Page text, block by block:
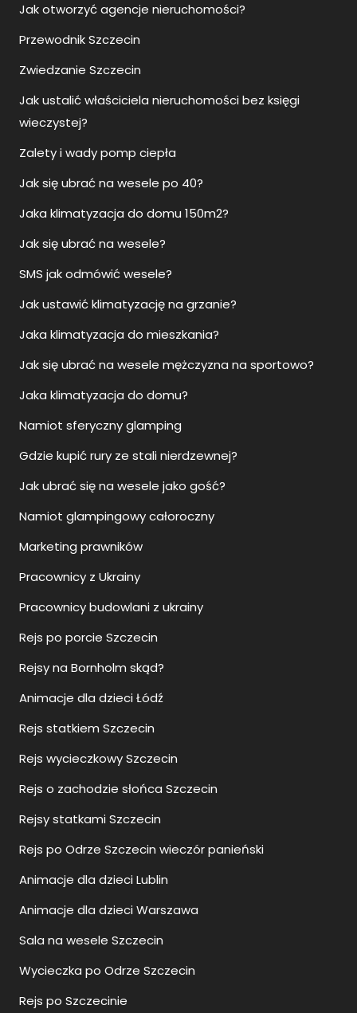
Jak otworzyć agencje nieruchomości?
Przewodnik Szczecin
Zwiedzanie Szczecin
Jak ustalić właściciela nieruchomości bez księgi
wieczystej?
Zalety i wady pomp ciepła
Jak się ubrać na wesele po 40?
Jaka klimatyzacja do domu 150m2?
Jak się ubrać na wesele?
SMS jak odmówić wesele?
Jak ustawić klimatyzację na grzanie?
Jaka klimatyzacja do mieszkania?
Jak się ubrać na wesele mężczyzna na sportowo?
Jaka klimatyzacja do domu?
Namiot sferyczny glamping
Gdzie kupić rury ze stali nierdzewnej?
Jak ubrać się na wesele jako gość?
Namiot glampingowy całoroczny
Marketing prawników
Pracownicy z Ukrainy
Pracownicy budowlani z ukrainy
Rejs po porcie Szczecin
Rejsy na Bornholm skąd?
Animacje dla dzieci Łódź
Rejs statkiem Szczecin
Rejs wycieczkowy Szczecin
Rejs o zachodzie słońca Szczecin
Rejsy statkami Szczecin
Rejs po Odrze Szczecin wieczór panieński
Animacje dla dzieci Lublin
Animacje dla dzieci Warszawa
Sala na wesele Szczecin
Wycieczka po Odrze Szczecin
Rejs po Szczecinie